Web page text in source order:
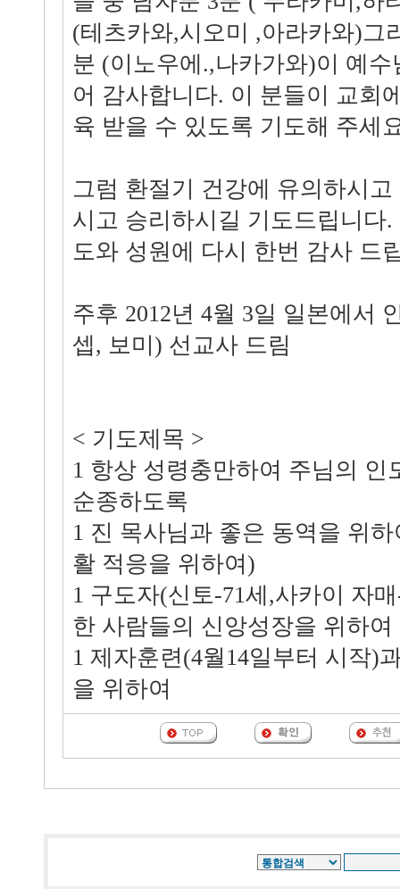
(테츠카와,시오미 ,아라카와)그
분 (이노우에.,나카가와)이 예
어 감사합니다. 이 분들이 교회
육 받을 수 있도록 기도해 주세
그럼 환절기 건강에 유의하시
시고 승리하시길 기도드립니다
도와 성원에 다시 한번 감사 드
주후 2012년 4월 3일 일본에서
셉, 보미) 선교사 드림
< 기도제목 >
1 항상 성령충만하여 주님의 인
순종하도록
1 진 목사님과 좋은 동역을 위
활 적응을 위하여)
1 구도자(신토-71세,사카이 자
한 사람들의 신앙성장을 위하여
1 제자훈련(4월14일부터 시작)
을 위하여